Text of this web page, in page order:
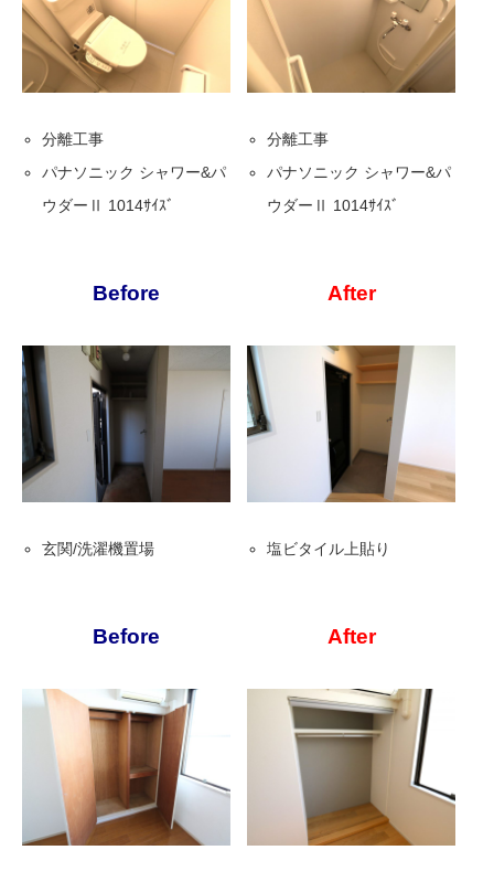
分離工事
パナソニック シャワー&パ
ウダーⅡ 1014ｻｲｽﾞ
分離工事
パナソニック シャワー&パ
ウダーⅡ 1014ｻｲｽﾞ
Before After
玄関/洗濯機置場 塩ビタイル上貼り
Before After